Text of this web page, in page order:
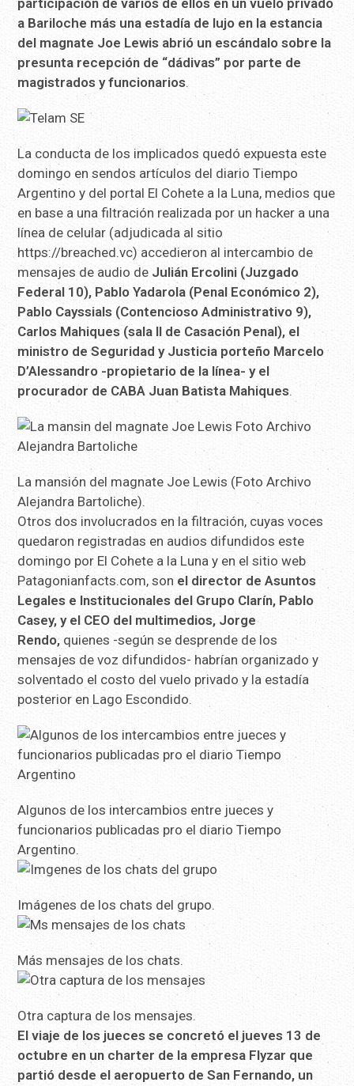
participación de varios de ellos en un vuelo privado
a Bariloche más una estadía de lujo en la estancia
del magnate Joe Lewis abrió un escándalo sobre la
presunta recepción de “dádivas” por parte de
magistrados y funcionarios.
La conducta de los implicados quedó expuesta este
domingo en sendos artículos del diario Tiempo
Argentino y del portal El Cohete a la Luna, medios que
en base a una filtración realizada por un hacker a una
línea de celular (adjudicada al sitio
https://breached.vc) accedieron al intercambio de
mensajes de audio de Julián Ercolini (Juzgado
Federal 10), Pablo Yadarola (Penal Económico 2),
Pablo Cayssials (Contencioso Administrativo 9),
Carlos Mahiques (sala II de Casación Penal), el
ministro de Seguridad y Justicia porteño Marcelo
D’Alessandro -propietario de la línea- y el
procurador de CABA Juan Batista Mahiques.
La mansión del magnate Joe Lewis (Foto Archivo
Alejandra Bartoliche).
Otros dos involucrados en la filtración, cuyas voces
quedaron registradas en audios difundidos este
domingo por El Cohete a la Luna y en el sitio web
Patagonianfacts.com, son el director de Asuntos
Legales e Institucionales del Grupo Clarín, Pablo
Casey, y el CEO del multimedios, Jorge
Rendo, quienes -según se desprende de los
mensajes de voz difundidos- habrían organizado y
solventado el costo del vuelo privado y la estadía
posterior en Lago Escondido.
Algunos de los intercambios entre jueces y
funcionarios publicadas pro el diario Tiempo
Argentino.
Imágenes de los chats del grupo.
Más mensajes de los chats.
Otra captura de los mensajes.
El viaje de los jueces se concretó el jueves 13 de
octubre en un charter de la empresa Flyzar que
partió desde el aeropuerto de San Fernando, un